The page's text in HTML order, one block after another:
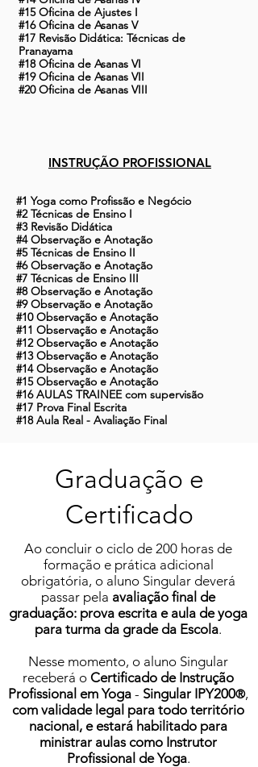
#15 Oficina de Ajustes I
#16 Oficina de Asanas V
#17 Revisão Didática: Técnicas de
Pranayama
#18 Oficina de Asanas VI
#19 Oficina de Asanas VII
#20 Oficina de Asanas VIII
INSTRUÇÃO PROFISSIONAL
#1 Yoga como Profissão e Negócio
#2 Técnicas de Ensino I
#3 Revisão Didática
#4 Observação e Anotação
#5 Técnicas de Ensino II
#6 Observação e Anotação
#7 Técnicas de Ensino III
#8 Observação e Anotação
#9 Observação e Anotação
#10 Observação e Anotação
#11 Observação e Anotação
#12 Observação e Anotação
#13 Observação e Anotação
#14 Observação e Anotação
#15 Observação e Anotação
#16 AULAS TRAINEE com supervisão
#17 Prova Final Escrita
#18 Aula Real - Avaliação Final
Graduação e
Certificado
Ao concluir o ciclo de 200 horas de
formação e prática adicional
obrigatória, o aluno Singular deverá
passar pela avaliação final de
graduação: prova escrita e aula de yoga
para turma da grade da Escola.
Nesse momento, o aluno Singular
receberá o Certificado de Instrução
Profissional em Yoga - Singular IPY200®,
com validade legal para todo território
nacional, e estará habilitado para
ministrar aulas como Instrutor
Profissional de Yoga.